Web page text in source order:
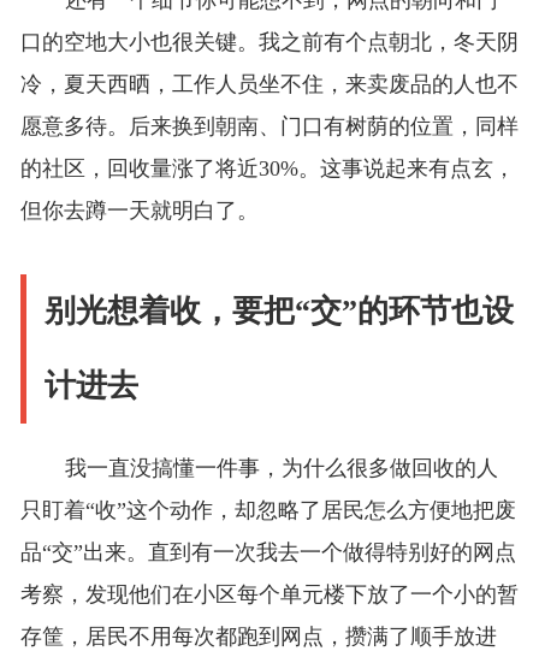
口的空地大小也很关键。我之前有个点朝北，冬天阴
冷，夏天西晒，工作人员坐不住，来卖废品的人也不
愿意多待。后来换到朝南、门口有树荫的位置，同样
的社区，回收量涨了将近30%。这事说起来有点玄，
但你去蹲一天就明白了。
别光想着收，要把“交”的环节也设
计进去
我一直没搞懂一件事，为什么很多做回收的人
只盯着“收”这个动作，却忽略了居民怎么方便地把废
品“交”出来。直到有一次我去一个做得特别好的网点
考察，发现他们在小区每个单元楼下放了一个小的暂
存筐，居民不用每次都跑到网点，攒满了顺手放进